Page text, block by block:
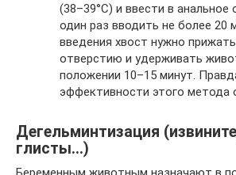
(38–39°С) и ввести в анальное
один раз вводить не более 20
введения хвост нужно
отверстию и удерживать
положении 10–15 минут.
эффективности этого метода
Дегельминтизация
глисты…)